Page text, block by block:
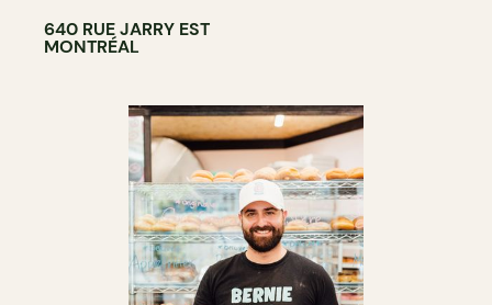
640 RUE JARRY EST
MONTRÉAL